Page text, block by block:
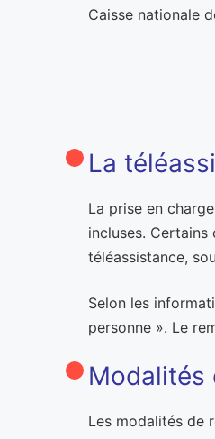
Caisse nationale
La
La prise en
incluses.
téléassistance,
Selon les
personne ». Le
Modalités
Les modalités de